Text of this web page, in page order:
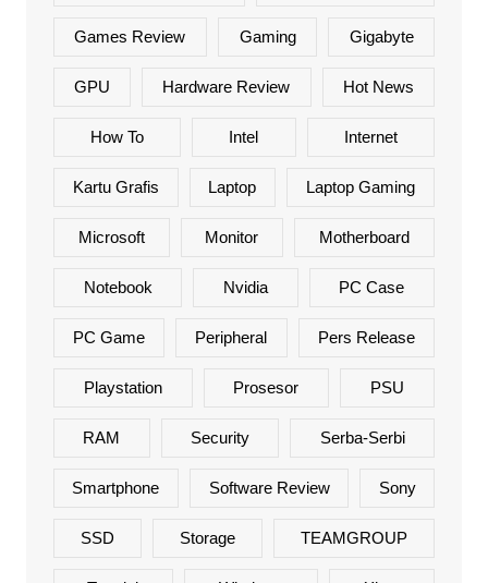
Games Review Gaming Gigabyte
GPU Hardware Review Hot News
How To Intel Internet
Kartu Grafis Laptop Laptop Gaming
Microsoft Monitor Motherboard
Notebook Nvidia PC Case
PC Game Peripheral Pers Release
Playstation Prosesor PSU
RAM Security Serba-Serbi
Smartphone Software Review Sony
SSD Storage TEAMGROUP